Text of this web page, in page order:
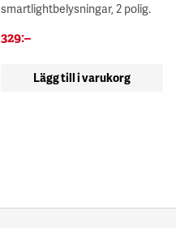
smartlightbelysningar, 2 polig.
329:–
Lägg till i varukorg